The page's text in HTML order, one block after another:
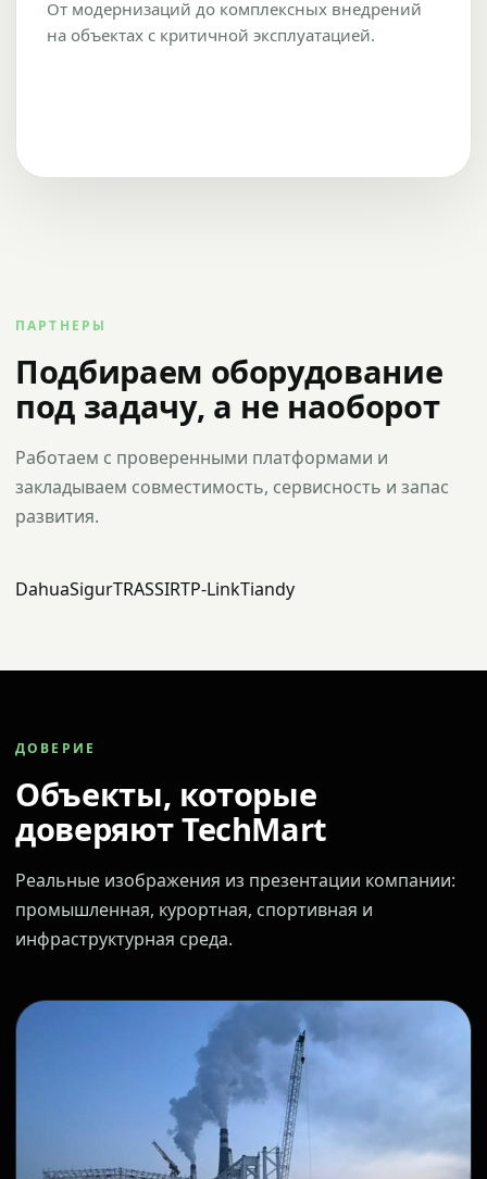
От модернизаций до комплексных внедрений
на объектах с критичной эксплуатацией.
ПАРТНЕРЫ
Подбираем оборудование
под задачу, а не наоборот
Работаем с проверенными платформами и
закладываем совместимость, сервисность и запас
развития.
DahuaSigurTRASSIRTP-LinkTiandy
ДОВЕРИЕ
Объекты, которые
доверяют TechMart
Реальные изображения из презентации компании:
промышленная, курортная, спортивная и
инфраструктурная среда.